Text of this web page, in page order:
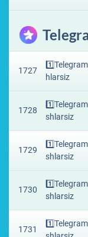
1727
hlarsiz
1728
shlarsiz
1729
shlarsiz
1730
shlarsiz
1731